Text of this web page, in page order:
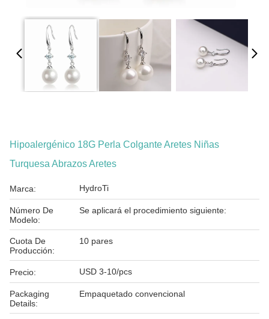
Hipoalergénico 18G Perla Colgante Aretes Niñas
Turquesa Abrazos Aretes
Marca: HydroTi
Número De
Modelo:
Se aplicará el procedimiento siguiente:
Cuota De
Producción:
10 pares
Precio: USD 3-10/pcs
Packaging
Details:
Empaquetado convencional